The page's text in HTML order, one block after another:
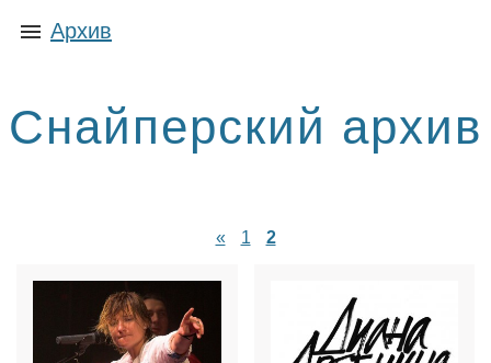
Архив
Снайперский архив
« 1 2